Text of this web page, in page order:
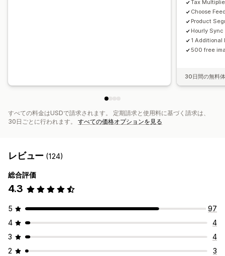
Tax
Choose
Product
Hourly
1 Additional
500 free
30日間の無料
すべての料金はUSDで請求されます。 定期請求と使用料に基づく請求は、
30日ごとに行われます。 すべての価格オプションを見る
レビュー (124)
総合評価
4.3
5
97
4
4
3
4
2
3